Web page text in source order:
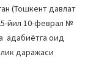
(Тошкент давлат
йил 10-феврал №
адабиётга оид
даражаси